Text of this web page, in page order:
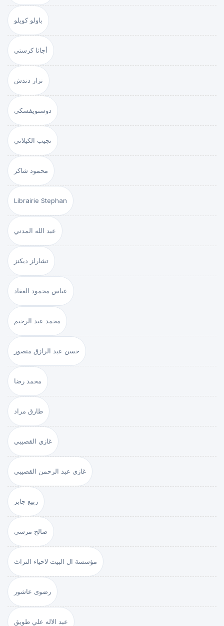
باولو كويلو
أجاثا كرستي
نزار دندش
دوستويفسكي
نجيب الكيلاني
محمود شاكر
Librairie Stephan
عبد الله المدني
تشارلز ديكنز
عباس محمود العقاد
محمد عبد الرحيم
حسن عبد الرازق منصور
محمد رضا
طارق مراد
غازي القصيبي
غازي عبد الرحمن القصيبي
ربيع جابر
صالح مرسي
مؤسسة ال البيت لاحياء التراث
رضوى عاشور
عبد الاله علي طويق